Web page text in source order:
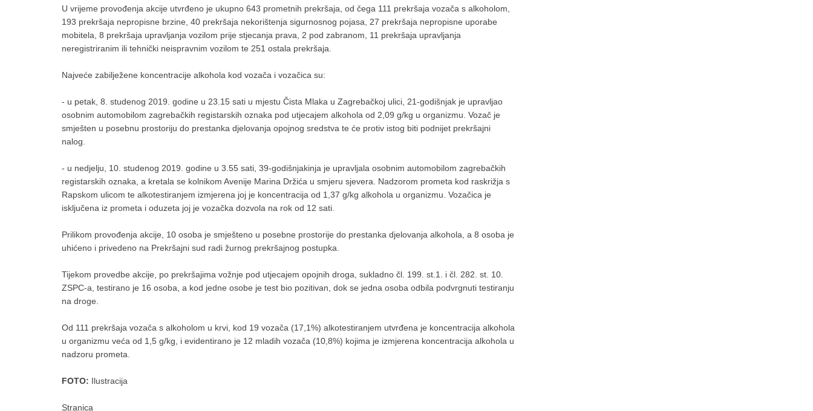
U vrijeme provođenja akcije utvrđeno je ukupno 643 prometnih prekršaja, od čega 111 prekršaja vozača s alkoholom,
193 prekršaja nepropisne brzine, 40 prekršaja nekorištenja sigurnosnog pojasa, 27 prekršaja nepropisne uporabe
mobitela, 8 prekršaja upravljanja vozilom prije stjecanja prava, 2 pod zabranom, 11 prekršaja upravljanja
neregistriranim ili tehnički neispravnim vozilom te 251 ostala prekršaja.
Najveće zabilježene koncentracije alkohola kod vozača i vozačica su:
- u petak, 8. studenog 2019. godine u 23.15 sati u mjestu Čista Mlaka u Zagrebačkoj ulici, 21-godišnjak je upravljao
osobnim automobilom zagrebačkih registarskih oznaka pod utjecajem alkohola od 2,09 g/kg u organizmu. Vozač je
smješten u posebnu prostoriju do prestanka djelovanja opojnog sredstva te će protiv istog biti podnijet prekršajni
nalog.
- u nedjelju, 10. studenog 2019. godine u 3.55 sati, 39-godišnjakinja je upravljala osobnim automobilom zagrebačkih
registarskih oznaka, a kretala se kolnikom Avenije Marina Držića u smjeru sjevera. Nadzorom prometa kod raskrižja s
Rapskom ulicom te alkotestiranjem izmjerena joj je koncentracija od 1,37 g/kg alkohola u organizmu. Vozačica je
isključena iz prometa i oduzeta joj je vozačka dozvola na rok od 12 sati.
Prilikom provođenja akcije, 10 osoba je smješteno u posebne prostorije do prestanka djelovanja alkohola, a 8 osoba je
uhićeno i privedeno na Prekršajni sud radi žurnog prekršajnog postupka.
Tijekom provedbe akcije, po prekršajima vožnje pod utjecajem opojnih droga, sukladno čl. 199. st.1. i čl. 282. st. 10.
ZSPC-a, testirano je 16 osoba, a kod jedne osobe je test bio pozitivan, dok se jedna osoba odbila podvrgnuti testiranju
na droge.
Od 111 prekršaja vozača s alkoholom u krvi, kod 19 vozača (17,1%) alkotestiranjem utvrđena je koncentracija alkohola
u organizmu veća od 1,5 g/kg, i evidentirano je 12 mladih vozača (10,8%) kojima je izmjerena koncentracija alkohola u
nadzoru prometa.
FOTO: Ilustracija
Stranica